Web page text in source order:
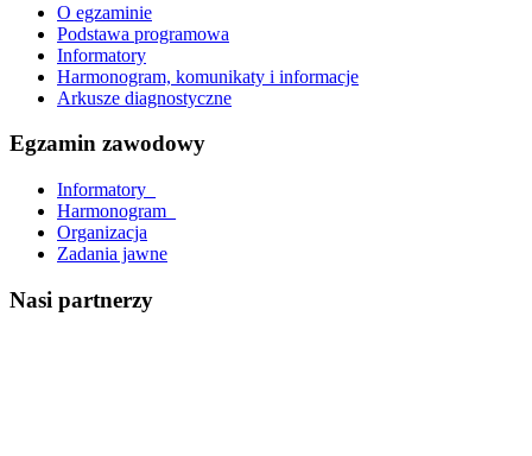
O egzaminie
Podstawa programowa
Informatory
Harmonogram, komunikaty i informacje
Arkusze diagnostyczne
Egzamin zawodowy
Informatory_
Harmonogram_
Organizacja
Zadania jawne
Nasi partnerzy